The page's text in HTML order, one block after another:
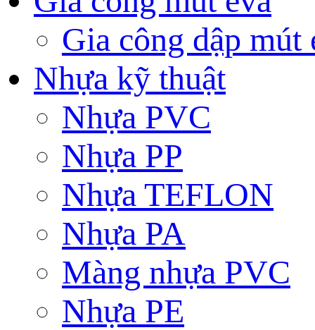
Gia công dập mút
Nhựa kỹ thuật
Nhựa PVC
Nhựa PP
Nhựa TEFLON
Nhựa PA
Màng nhựa PVC
Nhựa PE